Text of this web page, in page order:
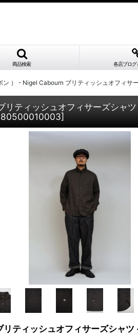
商品検索 各店ブログ
ン ） - Nigel Cabourn ブリティッシュオフィ
ティッシュオフィサーズシャ
80500010003]
ティッシュオフィサーズシャ